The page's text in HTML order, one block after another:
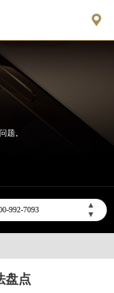

题。
▲
▼
992-7093
盘点